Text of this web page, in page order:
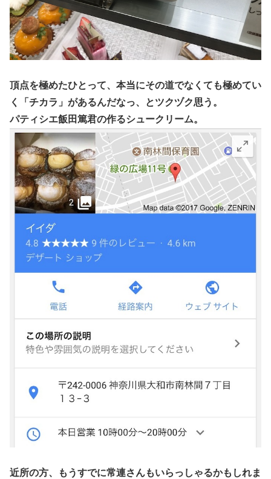
頂点を極めたひとって、本当にその道でなくても極めてい
く「チカラ」があるんだなっ、とツクヅク思う。
パティシエ飯田篤君の作るシュークリーム。
近所の方、もうすでに常連さんもいらっしゃるかもしれま